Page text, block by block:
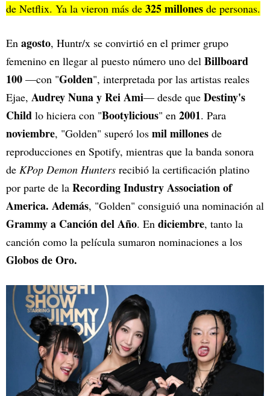
de Netflix. Ya la vieron más de 325 millones de personas.
En agosto, Huntr/x se convirtió en el primer grupo
femenino en llegar al puesto número uno del Billboard
100 —con "Golden", interpretada por las artistas reales
Ejae, Audrey Nuna y Rei Ami— desde que Destiny's
Child lo hiciera con "Bootylicious" en 2001. Para
noviembre, "Golden" superó los mil millones de
reproducciones en Spotify, mientras que la banda sonora
de KPop Demon Hunters recibió la certificación platino
por parte de la Recording Industry Association of
America. Además, "Golden" consiguió una nominación al
Grammy a Canción del Año. En diciembre, tanto la
canción como la película sumaron nominaciones a los
Globos de Oro.